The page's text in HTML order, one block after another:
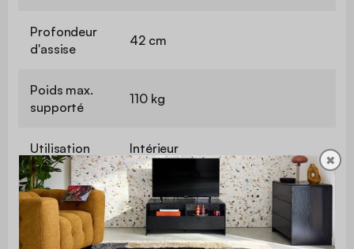
Profondeur
d'assise
42 cm
Poids max.
supporté
110 kg
Utilisation Intérieur
Usage Usage domestique uniquement
Garantie 2 ans
✖